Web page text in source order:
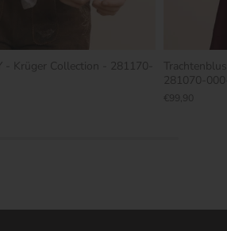
- Krüger Collection - 281170-
281070-
€99,90